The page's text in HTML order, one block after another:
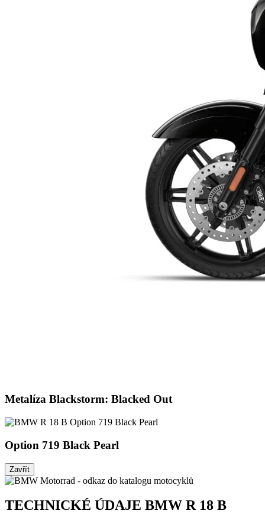
Metalíza Blackstorm: Blacked Out
Option 719 Black Pearl
Zavřít
TECHNICKÉ ÚDAJE BMW R 18 B